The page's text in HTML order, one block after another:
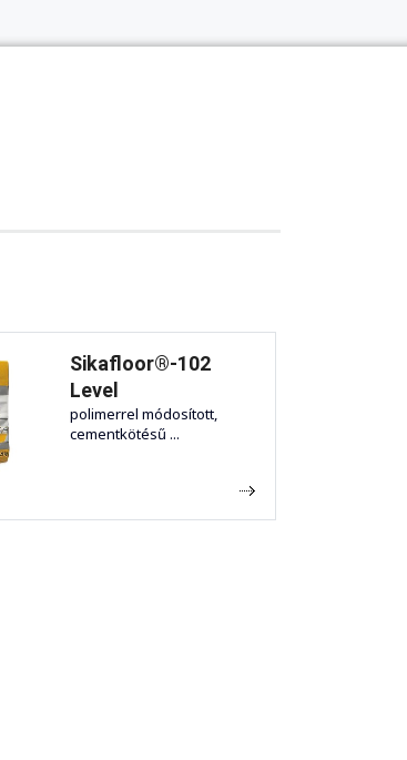
Sikafloor®-102
Level
polimerrel módosított,
cementkötésű ...